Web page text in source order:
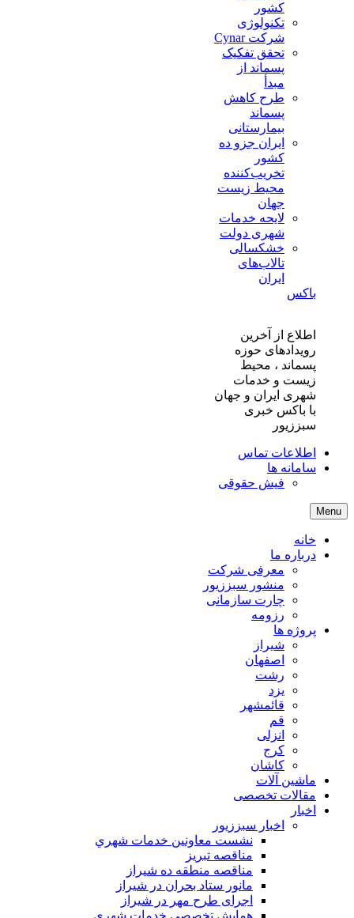
کشور
تکنولوژی
شرکت Cynar
تحقق تفکیک
پسماند از
مبدأ
طرح کاهش
پسماند
بیمارستانی
ايران جزو ده
كشور
تخريب‌كننده
محيط زيست
جهان
لایحه خدمات
شهری دولت
خشکسالی
تالاب‌های
ایران
باکس
اطلاع از آخرین
رویدادهای حوزه
پسماند ، محیط
زیست و خدمات
شهری ایران و جهان
با باکس خبری
سبززیور
اطلاعات تماس
سامانه ها
فیش حقوقی
Menu
خانه
درباره ما
معرفی شرکت
منشور سبززیور
چارت سازمانی
رزومه
پروژه ها
شیراز
اصفهان
رشت
یزد
قائمشهر
قم
انزلی
کرج
کاشان
ماشین آلات
مقالات تخصصی
اخبار
اخبار سبززیور
نشست معاونين خدمات شهري
مناقصه تبريز
مناقصه منطقه ده شیراز
مانور ستاد بحران در شیراز
اجرای طرح مهر در شیراز
همايش تخصصي خدمات شهري